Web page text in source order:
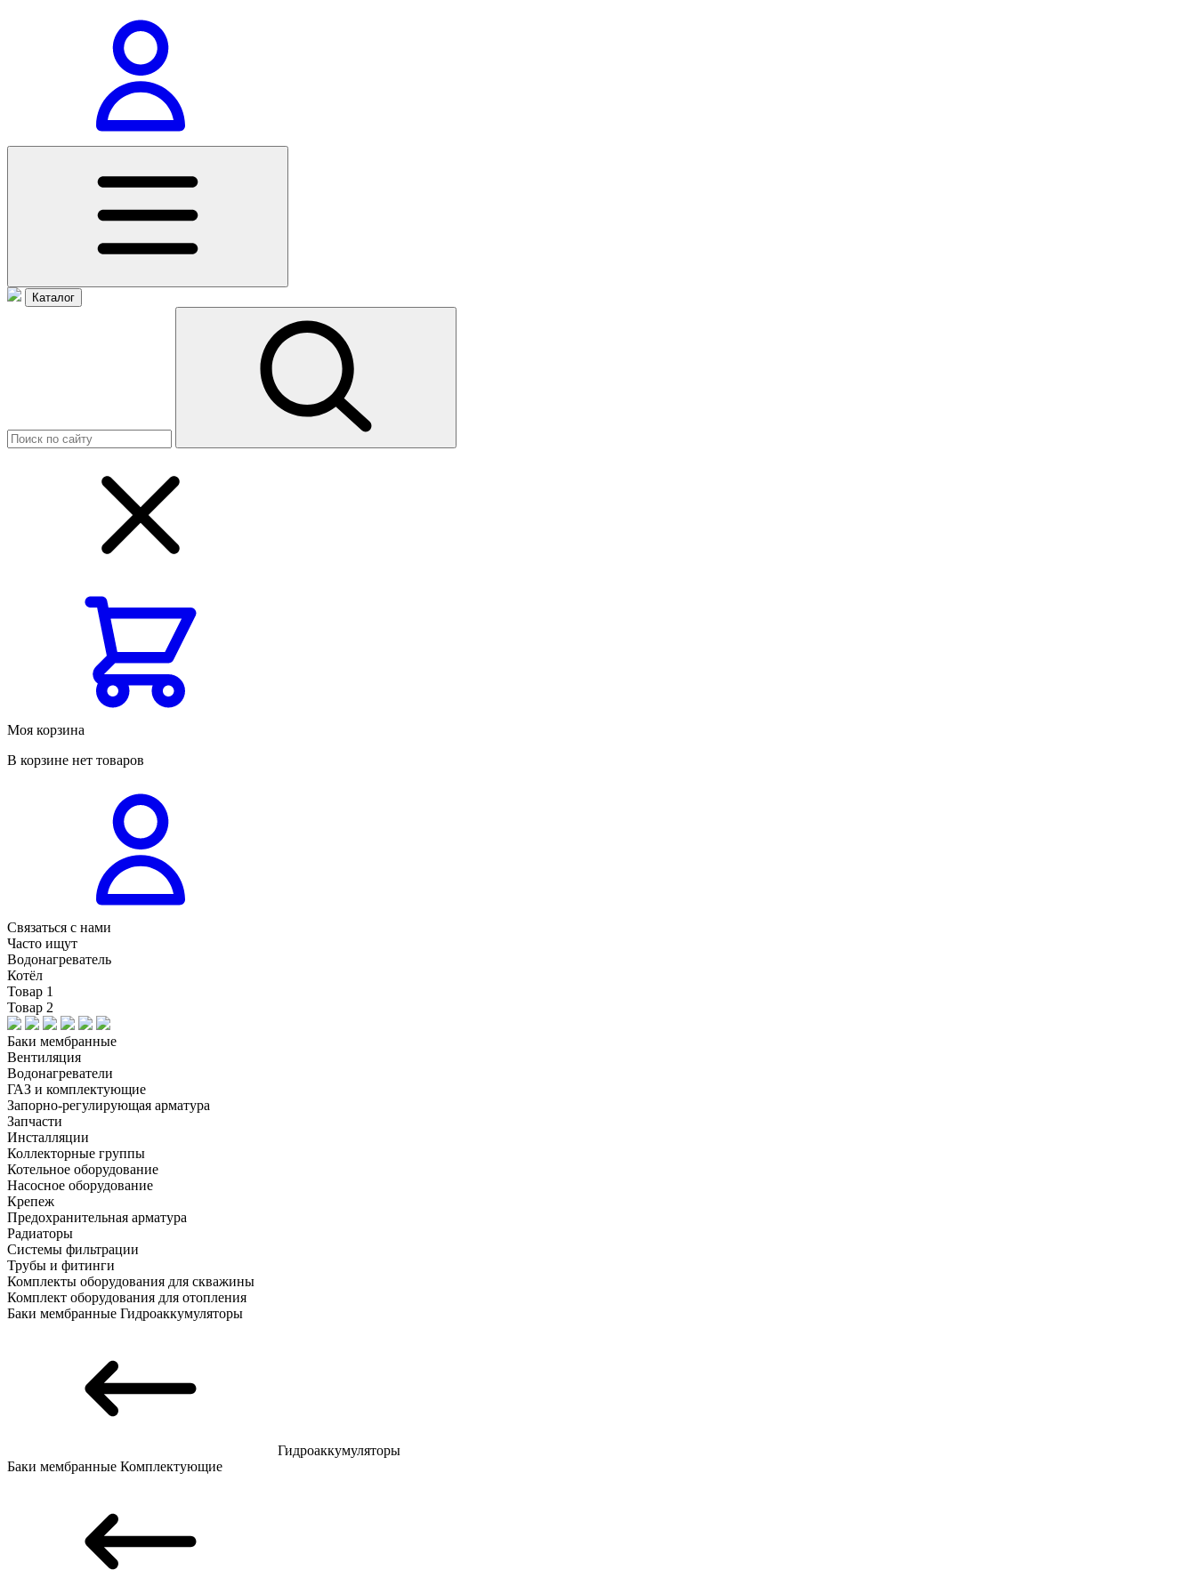
Каталог
Моя корзина
В корзине нет товаров
Связаться с нами
Часто ищут
Водонагреватель
Котёл
Товар 1
Товар 2
Баки мембранные
Вентиляция
Водонагреватели
ГАЗ и комплектующие
Запорно-регулирующая арматура
Запчасти
Инсталляции
Коллекторные группы
Котельное оборудование
Насосное оборудование
Крепеж
Предохранительная арматура
Радиаторы
Системы фильтрации
Трубы и фитинги
Комплекты оборудования для скважины
Комплект оборудования для отопления
Баки мембранные Гидроаккумуляторы
Гидроаккумуляторы
Баки мембранные Комплектующие